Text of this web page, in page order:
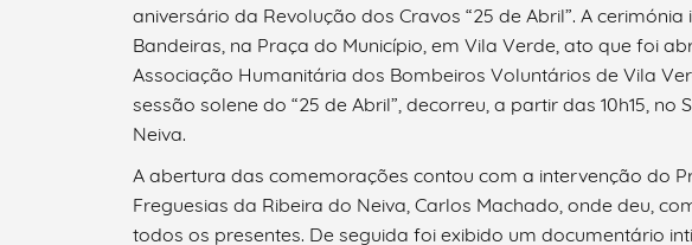
aniversário da Revolução dos Cravos “25 de Abril”. A
Bandeiras, na Praça do Município, em Vila Verde, ato que foi
Associação Humanitária dos Bombeiros Voluntários de Vila
sessão solene do “25 de Abril”, decorreu, a partir das 10h15,
Neiva.
A abertura das comemorações contou com a intervenção do
Freguesias da Ribeira do Neiva, Carlos Machado, onde deu,
todos os presentes. De seguida foi exibido um documentário